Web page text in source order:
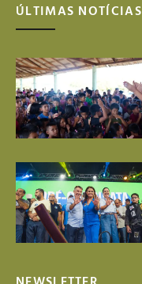
ÚLTIMAS NOTÍCIAS